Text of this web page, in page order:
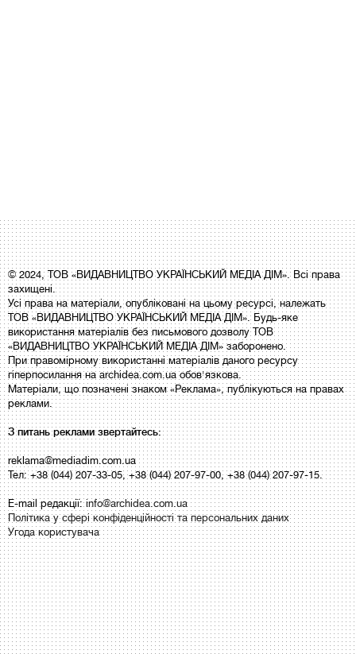
© 2024, ТОВ «ВИДАВНИЦТВО УКРАЇНСЬКИЙ МЕДІА ДІМ». Всі права
захищені.
Усі права на матеріали, опубліковані на цьому ресурсі, належать
ТОВ «ВИДАВНИЦТВО УКРАЇНСЬКИЙ МЕДІА ДІМ». Будь-яке
використання матеріалів без письмового дозволу ТОВ
«ВИДАВНИЦТВО УКРАЇНСЬКИЙ МЕДІА ДІМ» заборонено.
При правомірному використанні матеріалів даного ресурсу
гіперпосилання на archidea.com.ua обов'язкова.
Матеріали, що позначені знаком «Реклама», публікуються на правах
реклами.
З питань реклами звертайтесь:
reklama@mediadim.com.ua
Тел: +38 (044) 207-33-05, +38 (044) 207-97-00, +38 (044) 207-97-15.
E-mail редакції:info@archidea.com.ua
Політика у сфері конфіденційності та персональних даних
Угода користувача